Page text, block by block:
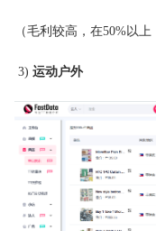
（毛利较高，在50%以
3) 运动户外